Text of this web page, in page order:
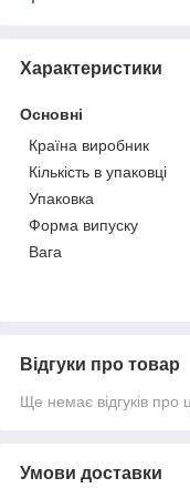
Характеристики
Основні
Країна виробник
Кількість в упаковці
Упаковка
Форма випуску
Вага
Відгуки про товар
Ще немає відгуків про
Умови доставки